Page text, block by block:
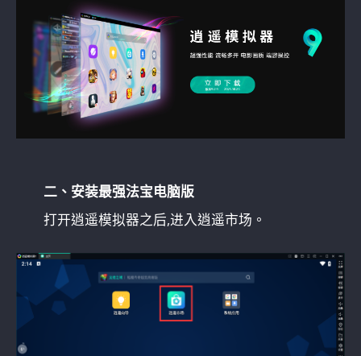
二、安装最强法宝电脑版
打开逍遥模拟器之后,进入逍遥市场。